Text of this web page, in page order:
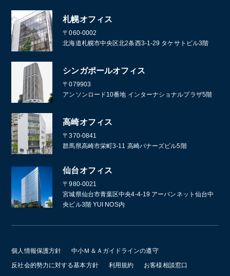
札幌オフィス
〒060-0002
北海道札幌市中央区北2条西3-1-29 タケサトビル3階
シンガポールオフィス
〒079903
アンソンロード10番地 インターナショナルプラザ5階
高崎オフィス
〒370-0841
群馬県高崎市栄町3-11 高崎バナーズビル5階
仙台オフィス
〒980-0021
宮城県仙台市青葉区中央4-4-19 アーバンネット仙台中
央ビル3階 YUI NOS内
個人情報保護方針
中小Ｍ＆Ａガイドラインの遵守
反社会的勢力に対する基本方針
利用規約
お客様相談窓口